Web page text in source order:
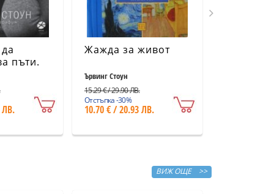
пъти.
ЛВ.
Жажда за живот
Ървинг Стоун
15.29 € / 29.90 ЛВ.
Отстъпка -30%
10.70 € / 20.93 ЛВ.
ВИЖ ОЩЕ >>